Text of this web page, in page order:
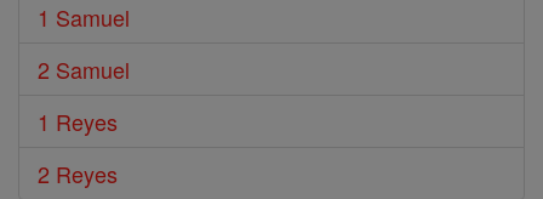
1 Samuel
2 Samuel
1 Reyes
2 Reyes